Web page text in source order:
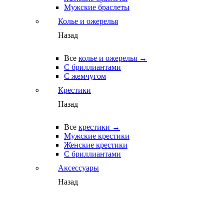
Мужские браслеты
Колье и ожерелья
Назад
Все колье и ожерелья →
С бриллиантами
С жемчугом
Крестики
Назад
Все крестики →
Мужские крестики
Женские крестики
С бриллиантами
Аксессуары
Назад